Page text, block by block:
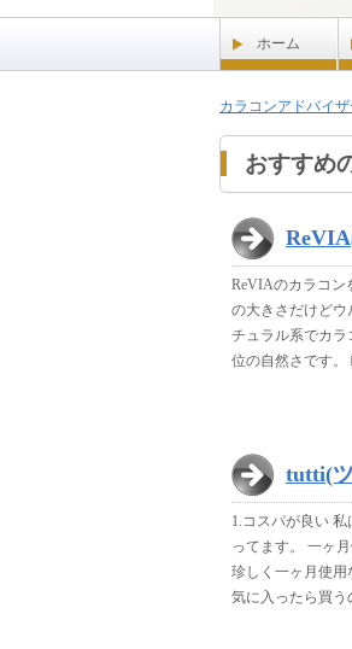
ホーム
カラコンアドバイザ
おすすめ
ReVIAのカラコン
の大きさだけどウ
チュラル系でカラ
位の自然さです。
tutti(
1.コスパが良い
ってます。 一ヶ
珍しく一ヶ月使用
気に入ったら買う